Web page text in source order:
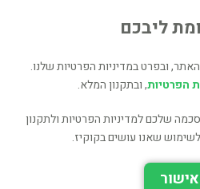
רכישה ישירה
: אסופת מאמרים בחקר…
ליבכם
ובפרט במדיניות הפרטיות שלנו.
הפרטיות, ובתקנון המלא.
שלכם למדיניות הפרטיות ולתקנון
שאנו עושים בקוקיז.
אישור